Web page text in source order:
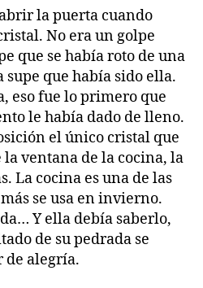
la puerta cuando
No era un golpe
que se había roto de una
supe que había sido ella.
eso fue lo primero que
le había dado de lleno.
el único cristal que
la ventana de la cocina, la
La cocina es una de las
se usa en invierno.
Y ella debía saberlo,
de su pedrada se
de alegría.